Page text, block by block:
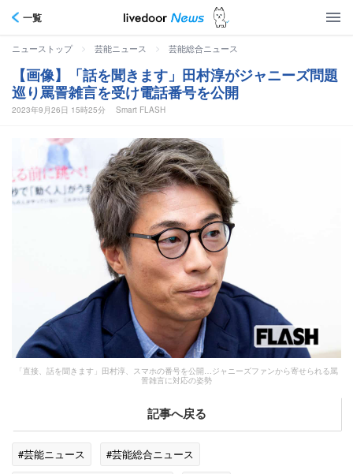
一覧
ニューストップ > 芸能ニュース > 芸能総合ニュース
【画像】「話を聞きます」田村淳がジャニーズ問題
巡り罵詈雑言を受け電話番号を公開
2023年9月26日 15時25分 Smart FLASH
「直接、話を聞きます」田村淳、スマホの番号を公開…ジャニーズファンから寄せられる罵
詈雑言に対応の姿勢
記事へ戻る
#芸能ニュース
#芸能総合ニュース